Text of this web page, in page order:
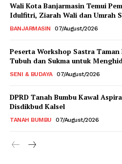
Wali Kota Banjarmasin Temui
Idulfitri, Ziarah Wali dan Umrah
BANJARMASIN 07/August/2026
Peserta Workshop Sastra
Tubuh dan Sukma untuk
SENI & BUDAYA 07/August/2026
DPRD Tanah Bumbu Kawal
Disdikbud Kalsel
TANAH BUMBU 07/August/2026